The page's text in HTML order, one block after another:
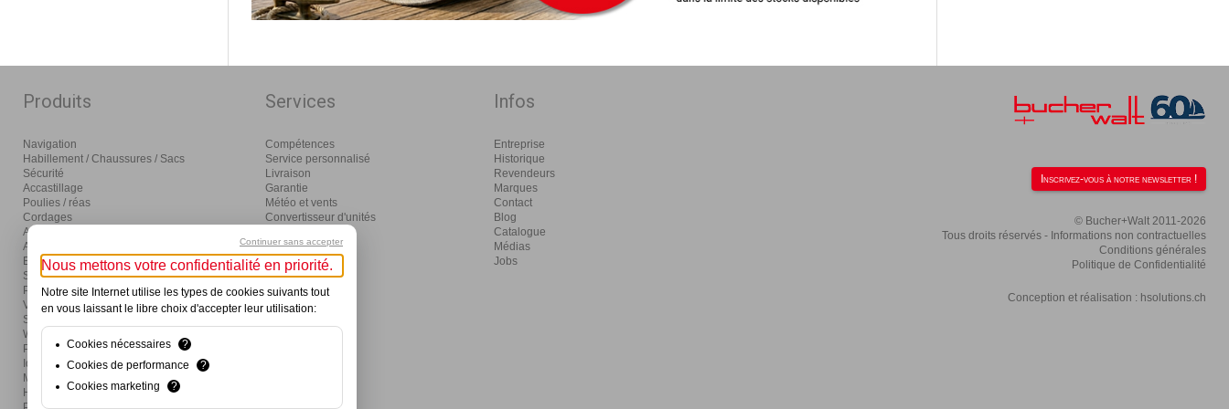
Produits
Navigation
Habillement / Chaussures / Sacs
Sécurité
Accastillage
Poulies / réas
Cordages
Amarrage / mouillage / moteurs
Aménagement
Eclairage / électricité
Sanitaires / pompes
Produits d'entretien
Visser / coller / outils
Ski nautique / wake / fun / SUP
Wind / Surf / Foil
Pêche
Idées cadeaux et activités
Mon premier bateau
Hivernage
Services
Compétences
Service personnalisé
Livraison
Garantie
Météo et vents
Convertisseur d'unités
Distribution
Infos
Entreprise
Historique
Revendeurs
Marques
Contact
Blog
Catalogue
Médias
Jobs
Inscrivez-vous à notre newsletter !
© Bucher+Walt 2011-2026
Tous droits réservés - Informations non contractuelles
Conditions générales
Politique de Confidentialité
Conception et réalisation : hsolutions.ch
Continuer sans accepter
Nous mettons votre confidentialité en priorité.
Notre site Internet utilise les types de cookies suivants tout
en vous laissant le libre choix d'accepter leur utilisation:
Cookies nécessaires
?
Cookies de performance
?
Cookies marketing
?